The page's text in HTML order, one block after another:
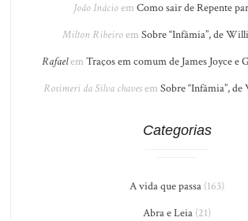
João Inácioem Como sair de Repente
Milton Ribeiroem Sobre “Infâmia”, de
Rafaelem Traços em comum de James Joyce e
Rosimeri da Silva chavesem Sobre “Infâmia”,
Categorias
A vida que passa (163)
Abra e Leia (21)